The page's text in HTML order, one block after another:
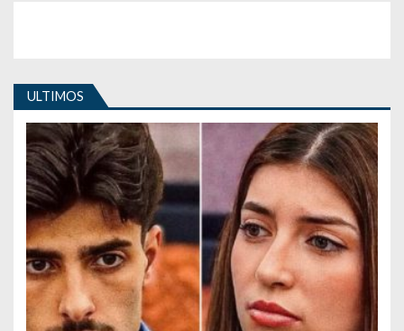
i
g
o
s
ULTIMOS